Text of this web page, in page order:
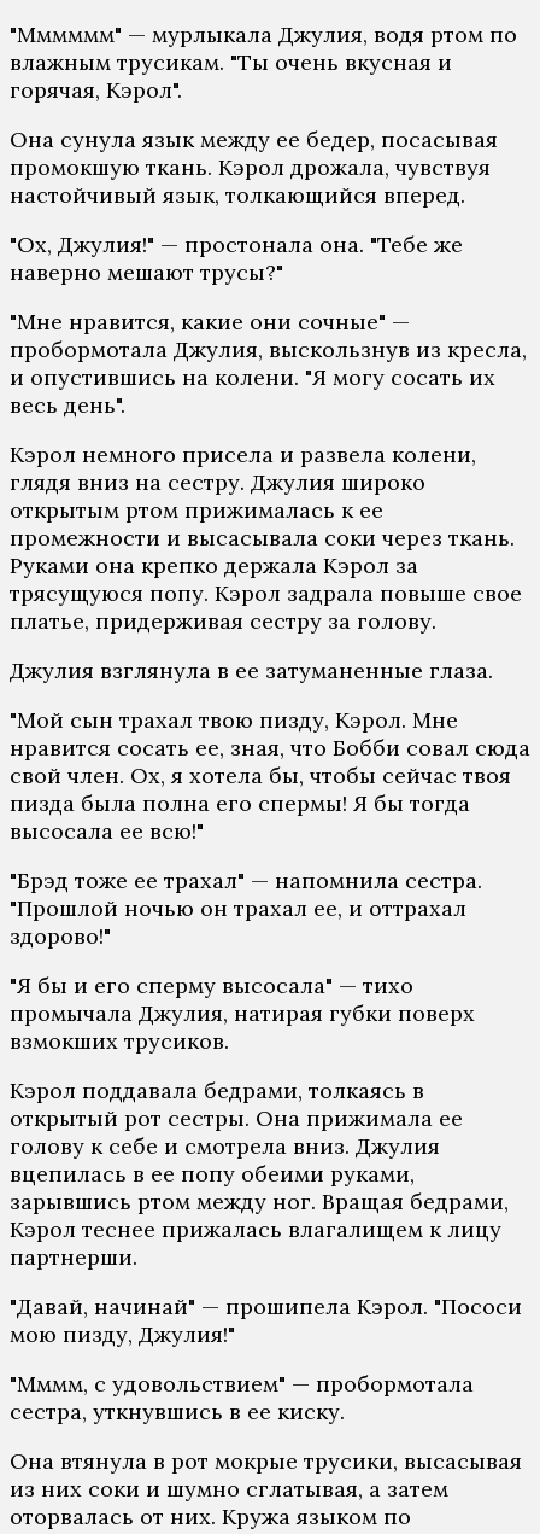
"Мммммм" — мурлыкала Джулия, водя ртом по
влажным трусикам. "Ты очень вкусная и
горячая, Кэрол".
Она сунула язык между ее бедер, посасывая
промокшую ткань. Кэрол дрожала, чувствуя
настойчивый язык, толкающийся вперед.
"Ох, Джулия!" — простонала она. "Тебе же
наверно мешают трусы?"
"Мне нравится, какие они сочные" —
пробормотала Джулия, выскользнув из кресла,
и опустившись на колени. "Я могу сосать их
весь день".
Кэрол немного присела и развела колени,
глядя вниз на сестру. Джулия широко
открытым ртом прижималась к ее
промежности и высасывала соки через ткань.
Руками она крепко держала Кэрол за
трясущуюся попу. Кэрол задрала повыше свое
платье, придерживая сестру за голову.
Джулия взглянула в ее затуманенные глаза.
"Мой сын трахал твою пизду, Кэрол. Мне
нравится сосать ее, зная, что Бобби совал сюда
свой член. Ох, я хотела бы, чтобы сейчас твоя
пизда была полна его спермы! Я бы тогда
высосала ее всю!"
"Брэд тоже ее трахал" — напомнила сестра.
"Прошлой ночью он трахал ее, и оттрахал
здорово!"
"Я бы и его сперму высосала" — тихо
промычала Джулия, натирая губки поверх
взмокших трусиков.
Кэрол поддавала бедрами, толкаясь в
открытый рот сестры. Она прижимала ее
голову к себе и смотрела вниз. Джулия
вцепилась в ее попу обеими руками,
зарывшись ртом между ног. Вращая бедрами,
Кэрол теснее прижалась влагалищем к лицу
партнерши.
"Давай, начинай" — прошипела Кэрол. "Пососи
мою пизду, Джулия!"
"Мммм, с удовольствием" — пробормотала
сестра, уткнувшись в ее киску.
Она втянула в рот мокрые трусики, высасывая
из них соки и шумно сглатывая, а затем
оторвалась от них. Кружа языком по